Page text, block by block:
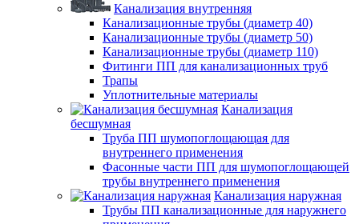
Канализация внутренняя
Канализационные трубы (диаметр 40)
Канализационные трубы (диаметр 50)
Канализационные трубы (диаметр 110)
Фитинги ПП для канализационных труб
Трапы
Уплотнительные материалы
Канализация
бесшумная
Труба ПП шумопоглощающая для
внутреннего применения
Фасонные части ПП для шумопоглощающей
трубы внутреннего применения
Канализация наружная
Трубы ПП канализационные для наружнего